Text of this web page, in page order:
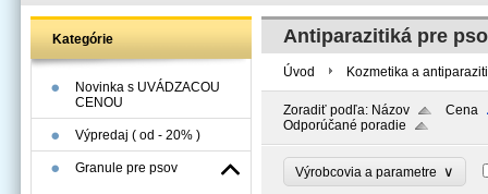
Kategórie
Novinka s UVÁDZACOU
CENOU
Výpredaj ( od - 20% )
Granule pre psov
Antiparazitiká pre
Úvod Kozmetika a
Zoradiť podľa: Názov
Cena
Odporúčané poradie
Výrobcovia a parametre ∨